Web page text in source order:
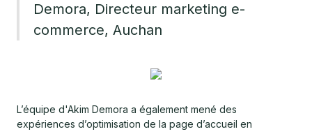
Demora, Directeur marketing e-
commerce, Auchan
L’équipe d'Akim Demora a également mené des
expériences d’optimisation de la page d’accueil en